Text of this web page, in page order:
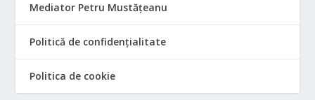
Mediator Petru Mustățeanu
Politică de confidențialitate
Politica de cookie